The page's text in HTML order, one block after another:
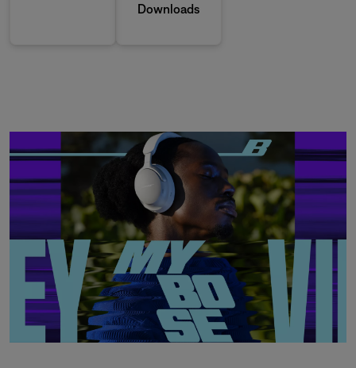
Downloads